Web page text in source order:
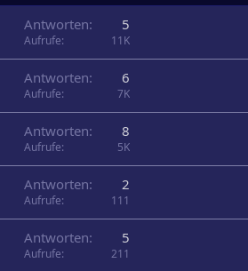
Antworten 5
Aufrufe 11K
Antworten 6
Aufrufe 7K
Antworten 8
Aufrufe 5K
Antworten 2
Aufrufe 111
Antworten 5
Aufrufe 211